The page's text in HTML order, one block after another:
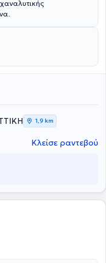
1,9 km
Κλείσε ραντεβού